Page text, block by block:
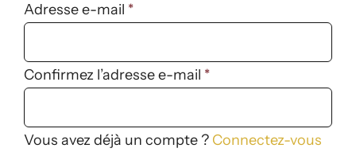
Adresse e-mail *
Confirmez l’adresse e-mail *
Vous avez déjà un compte ? Connectez-vous